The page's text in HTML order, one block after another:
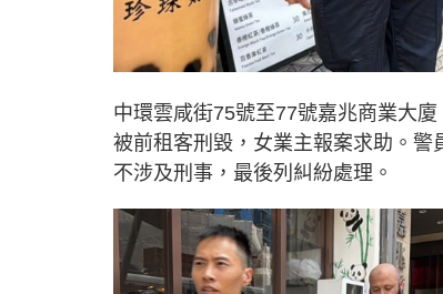
中環雲咸街75號至77號嘉兆商業大
被前租客刑毀，女業主報案求助。
不涉及刑事，最後列糾紛處理。